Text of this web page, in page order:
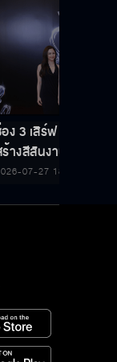
ง 3 เสิร์ฟ 5 นักแสด
างสีสันงานประกาศ
Y
07-27 18:35:22